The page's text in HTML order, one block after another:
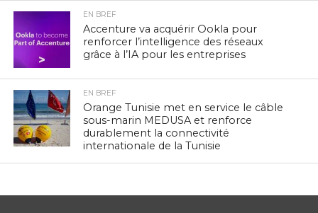
EN BREF
Accenture va acquérir Ookla pour
renforcer l’intelligence des réseaux
grâce à l’IA pour les entreprises
EN BREF
Orange Tunisie met en service le câble
sous-marin MEDUSA et renforce
durablement la connectivité
internationale de la Tunisie